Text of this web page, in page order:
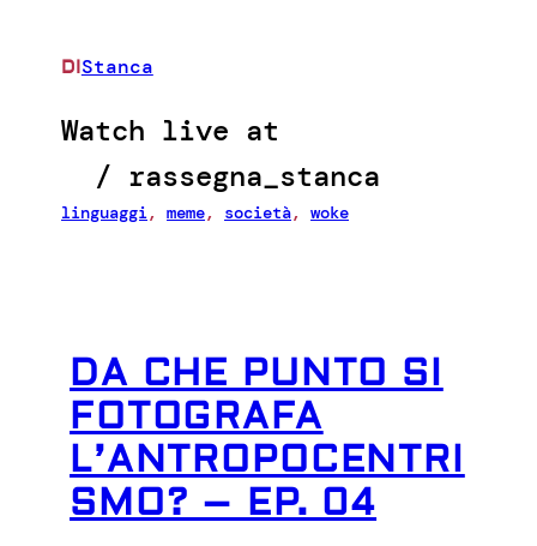
DIStanca
Watch live at
/ rassegna_stanca
linguaggi, meme, società, woke
DA CHE PUNTO SI
FOTOGRAFA
L’ANTROPOCENTRI
SMO? – EP. 04